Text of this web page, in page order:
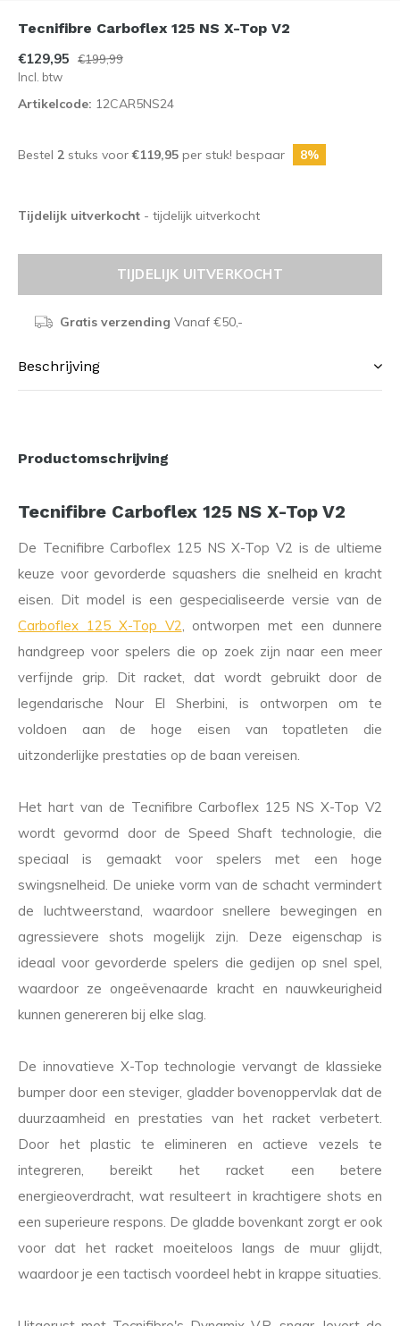
Tecnifibre Carboflex 125 NS X-Top V2
€129,95
€199,99
Incl. btw
Artikelcode: 12CAR5NS24
Bestel 2 stuks voor€119,95 per stuk! bespaar 8%
Tijdelijk uitverkocht - tijdelijk uitverkocht
TIJDELIJK UITVERKOCHT
Gratis verzending Vanaf €50,-
Beschrijving
Productomschrijving
Tecnifibre Carboflex 125 NS X-Top V2
De Tecnifibre Carboflex 125 NS X-Top V2 is de ultieme
keuze voor gevorderde squashers die snelheid en kracht
eisen. Dit model is een gespecialiseerde versie van de
Carboflex 125 X-Top V2, ontworpen met een dunnere
handgreep voor spelers die op zoek zijn naar een meer
verfijnde grip. Dit racket, dat wordt gebruikt door de
legendarische Nour El Sherbini, is ontworpen om te
voldoen aan de hoge eisen van topatleten die
uitzonderlijke prestaties op de baan vereisen.
Het hart van de Tecnifibre Carboflex 125 NS X-Top V2
wordt gevormd door de Speed Shaft technologie, die
speciaal is gemaakt voor spelers met een hoge
swingsnelheid. De unieke vorm van de schacht vermindert
de luchtweerstand, waardoor snellere bewegingen en
agressievere shots mogelijk zijn. Deze eigenschap is
ideaal voor gevorderde spelers die gedijen op snel spel,
waardoor ze ongeëvenaarde kracht en nauwkeurigheid
kunnen genereren bij elke slag.
De innovatieve X-Top technologie vervangt de klassieke
bumper door een steviger, gladder bovenoppervlak dat de
duurzaamheid en prestaties van het racket verbetert.
Door het plastic te elimineren en actieve vezels te
integreren, bereikt het racket een betere
energieoverdracht, wat resulteert in krachtigere shots en
een superieure respons. De gladde bovenkant zorgt er ook
voor dat het racket moeiteloos langs de muur glijdt,
waardoor je een tactisch voordeel hebt in krappe situaties.